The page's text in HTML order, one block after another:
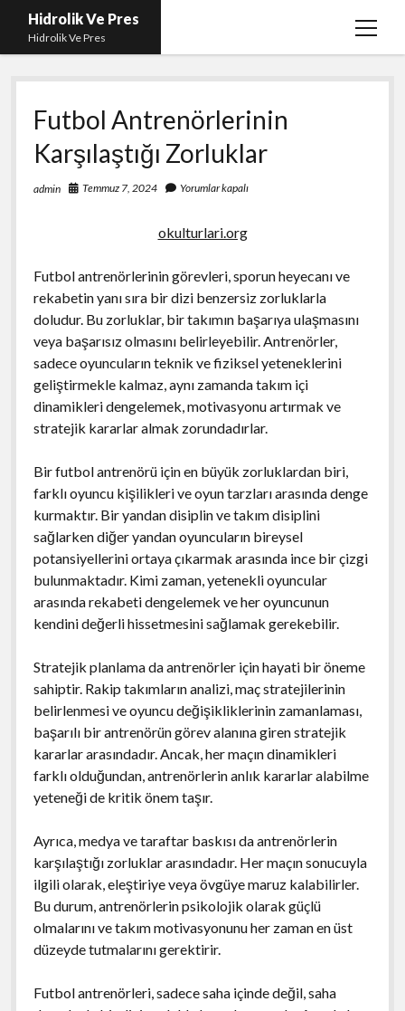
Hidrolik Ve Pres
Hidrolik Ve Pres
menüyü
Futbol Antrenörlerinin
Karşılaştığı Zorluklar
admin Temmuz 7, 2024 Yorumlar kapalı
okulturlari.org
Futbol antrenörlerinin görevleri, sporun heyecanı ve
rekabetin yanı sıra bir dizi benzersiz zorluklarla
doludur. Bu zorluklar, bir takımın başarıya ulaşmasını
veya başarısız olmasını belirleyebilir. Antrenörler,
sadece oyuncuların teknik ve fiziksel yeteneklerini
geliştirmekle kalmaz, aynı zamanda takım içi
dinamikleri dengelemek, motivasyonu artırmak ve
stratejik kararlar almak zorundadırlar.
Bir futbol antrenörü için en büyük zorluklardan biri,
farklı oyuncu kişilikleri ve oyun tarzları arasında denge
kurmaktır. Bir yandan disiplin ve takım disiplini
sağlarken diğer yandan oyuncuların bireysel
potansiyellerini ortaya çıkarmak arasında ince bir çizgi
bulunmaktadır. Kimi zaman, yetenekli oyuncular
arasında rekabeti dengelemek ve her oyuncunun
kendini değerli hissetmesini sağlamak gerekebilir.
Stratejik planlama da antrenörler için hayati bir öneme
sahiptir. Rakip takımların analizi, maç stratejilerinin
belirlenmesi ve oyuncu değişikliklerinin zamanlaması,
başarılı bir antrenörün görev alanına giren stratejik
kararlar arasındadır. Ancak, her maçın dinamikleri
farklı olduğundan, antrenörlerin anlık kararlar alabilme
yeteneği de kritik önem taşır.
Ayrıca, medya ve taraftar baskısı da antrenörlerin
karşılaştığı zorluklar arasındadır. Her maçın sonucuyla
ilgili olarak, eleştiriye veya övgüye maruz kalabilirler.
Bu durum, antrenörlerin psikolojik olarak güçlü
olmalarını ve takım motivasyonunu her zaman en üst
düzeyde tutmalarını gerektirir.
Futbol antrenörleri, sadece saha içinde değil, saha